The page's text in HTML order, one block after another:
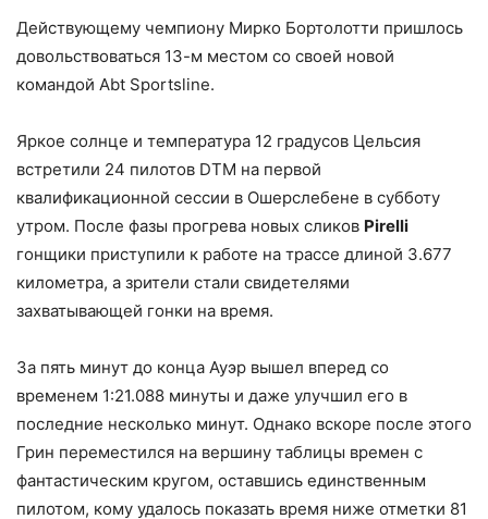
Действующему чемпиону Мирко Бортолотти пришлось
довольствоваться 13-м местом со своей новой
командой Abt Sportsline.
Яркое солнце и температура 12 градусов Цельсия
встретили 24 пилотов DTM на первой
квалификационной сессии в Ошерслебене в субботу
утром. После фазы прогрева новых сликов Pirelli
гонщики приступили к работе на трассе длиной 3.677
километра, а зрители стали свидетелями
захватывающей гонки на время.
За пять минут до конца Ауэр вышел вперед со
временем 1:21.088 минуты и даже улучшил его в
последние несколько минут. Однако вскоре после этого
Грин переместился на вершину таблицы времен с
фантастическим кругом, оставшись единственным
пилотом, кому удалось показать время ниже отметки 81